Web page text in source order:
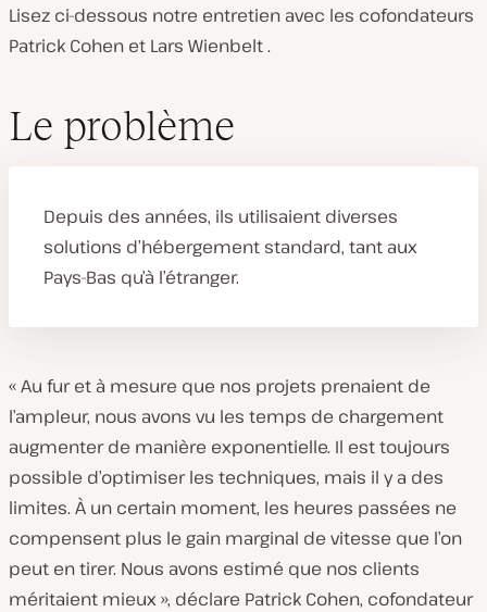
Lisez ci-dessous notre entretien avec les cofondateurs
Patrick Cohen et Lars Wienbelt .
Le problème
Depuis des années, ils utilisaient diverses
solutions d’hébergement standard, tant aux
Pays-Bas qu’à l’étranger.
« Au fur et à mesure que nos projets prenaient de
l’ampleur, nous avons vu les temps de chargement
augmenter de manière exponentielle. Il est toujours
possible d’optimiser les techniques, mais il y a des
limites. À un certain moment, les heures passées ne
compensent plus le gain marginal de vitesse que l’on
peut en tirer. Nous avons estimé que nos clients
méritaient mieux », déclare Patrick Cohen, cofondateur